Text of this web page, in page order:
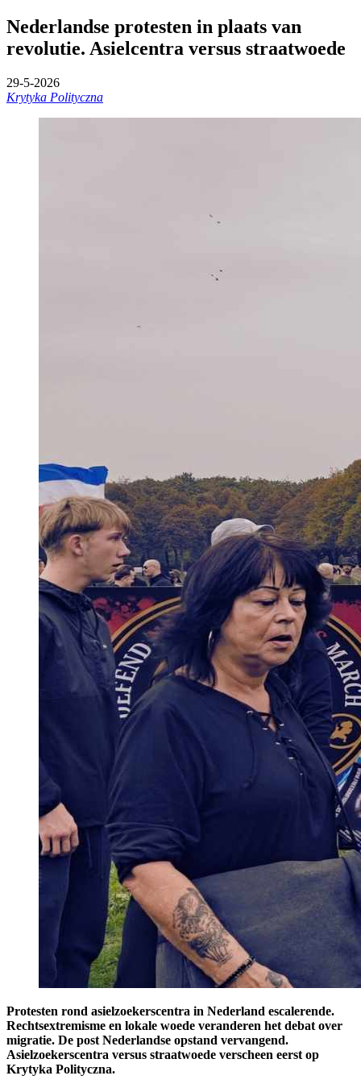
Nederlandse protesten in plaats van
revolutie. Asielcentra versus straatwoede
29-5-2026
Krytyka Polityczna
Protesten rond asielzoekerscentra in Nederland escalerende.
Rechtsextremisme en lokale woede veranderen het debat over
migratie. De post Nederlandse opstand vervangend.
Asielzoekerscentra versus straatwoede verscheen eerst op
Krytyka Polityczna.